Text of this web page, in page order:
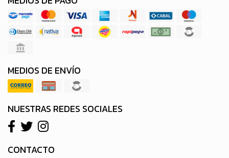
MEDIOS DE ENVÍO
NUESTRAS REDES SOCIALES
CONTACTO